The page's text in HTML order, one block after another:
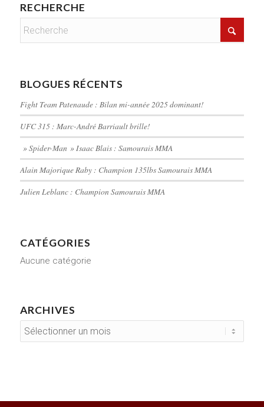
RECHERCHE
BLOGUES RÉCENTS
Fight Team Patenaude : Bilan mi-année 2025 dominant!
UFC 315 : Marc-André Barriault brille!
» Spider-Man » Isaac Blais : Samourais MMA
Alain Majorique Raby : Champion 135lbs Samourais MMA
Julien Leblanc : Champion Samourais MMA
CATÉGORIES
Aucune catégorie
ARCHIVES